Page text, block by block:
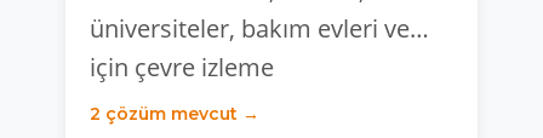
üniversiteler, bakım evleri ve…
için çevre izleme
2 çözüm mevcut →